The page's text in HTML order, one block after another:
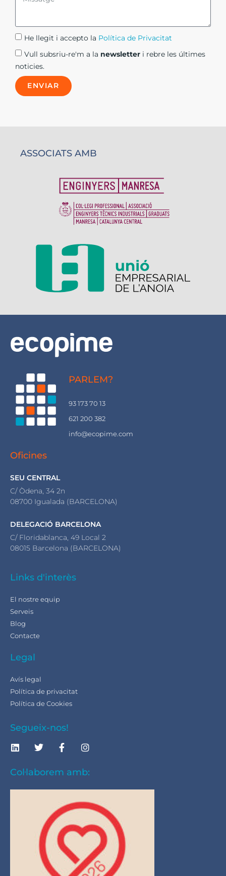
He llegit i accepto la Política de Privacitat​
Vull subsriu-re'm a la newsletter i rebre les últimes
noticies.
ENVIAR
ASSOCIATS AMB
PARLEM?
93 173 70 13
621 200 382
info@ecopime.com
Oficines
SEU CENTRAL
C/ Òdena, 34 2n
08700 Igualada (BARCELONA)
DELEGACIÓ BARCELONA
C/ Floridablanca, 49 Local 2
08015 Barcelona (BARCELONA)
Links d'interès
El nostre equip
Serveis
Blog
Contacte
Legal
Avís legal
Política de privacitat
Política de Cookies
Segueix-nos!
Col·laborem amb: